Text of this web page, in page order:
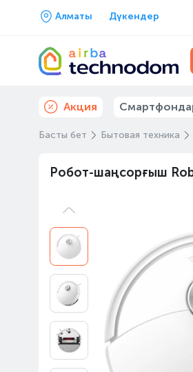
Алматы Дүкендер
Акция
Басты бет Бытовая техника
Робот-шаңсорғыш